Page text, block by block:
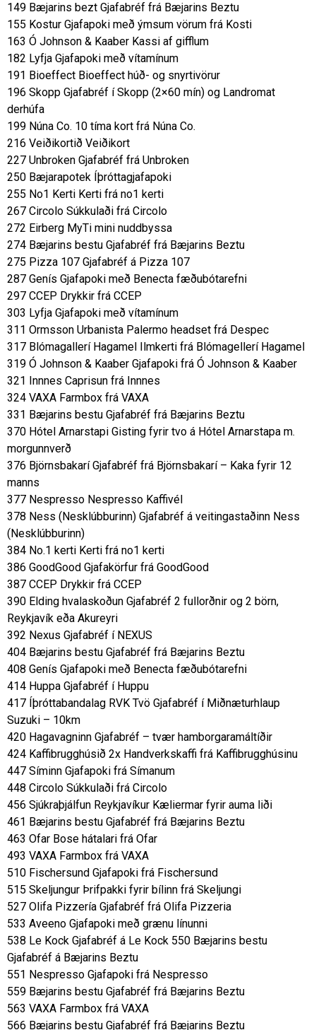
149 Bæjarins bezt Gjafabréf frá Bæjarins Beztu
155 Kostur Gjafapoki með ýmsum vörum frá Kosti
163 Ó Johnson & Kaaber Kassi af gifflum
182 Lyfja Gjafapoki með vítamínum
191 Bioeffect Bioeffect húð- og snyrtivörur
196 Skopp Gjafabréf í Skopp (2×60 mín) og Landromat
derhúfa
199 Núna Co. 10 tíma kort frá Núna Co.
216 Veiðikortið Veiðikort
227 Unbroken Gjafabréf frá Unbroken
250 Bæjarapotek Íþróttagjafapoki
255 No1 Kerti Kerti frá no1 kerti
267 Circolo Súkkulaði frá Circolo
272 Eirberg MyTi mini nuddbyssa
274 Bæjarins bestu Gjafabréf frá Bæjarins Beztu
275 Pizza 107 Gjafabréf á Pizza 107
287 Genís Gjafapoki með Benecta fæðubótarefni
297 CCEP Drykkir frá CCEP
303 Lyfja Gjafapoki með vítamínum
311 Ormsson Urbanista Palermo headset frá Despec
317 Blómagallerí Hagamel Ilmkerti frá Blómagellerí Hagamel
319 Ó Johnson & Kaaber Gjafapoki frá Ó Johnson & Kaaber
321 Innnes Caprisun frá Innnes
324 VAXA Farmbox frá VAXA
331 Bæjarins bestu Gjafabréf frá Bæjarins Beztu
370 Hótel Arnarstapi Gisting fyrir tvo á Hótel Arnarstapa m.
morgunnverð
376 Björnsbakarí Gjafabréf frá Björnsbakarí – Kaka fyrir 12
manns
377 Nespresso Nespresso Kaffivél
378 Ness (Nesklúbburinn) Gjafabréf á veitingastaðinn Ness
(Nesklúbburinn)
384 No.1 kerti Kerti frá no1 kerti
386 GoodGood Gjafakörfur frá GoodGood
387 CCEP Drykkir frá CCEP
390 Elding hvalaskoðun Gjafabréf 2 fullorðnir og 2 börn,
Reykjavík eða Akureyri
392 Nexus Gjafabréf í NEXUS
404 Bæjarins bestu Gjafabréf frá Bæjarins Beztu
408 Genís Gjafapoki með Benecta fæðubótarefni
414 Huppa Gjafabréf í Huppu
417 Íþróttabandalag RVK Tvö Gjafabréf í Miðnæturhlaup
Suzuki – 10km
420 Hagavagninn Gjafabréf – tvær hamborgaramáltíðir
424 Kaffibrugghúsið 2x Handverkskaffi frá Kaffibrugghúsinu
447 Síminn Gjafapoki frá Símanum
448 Circolo Súkkulaði frá Circolo
456 Sjúkraþjálfun Reykjavíkur Kæliermar fyrir auma liði
461 Bæjarins bestu Gjafabréf frá Bæjarins Beztu
463 Ofar Bose hátalari frá Ofar
493 VAXA Farmbox frá VAXA
510 Fischersund Gjafapoki frá Fischersund
515 Skeljungur Þrifpakki fyrir bílinn frá Skeljungi
527 Olifa Pizzería Gjafabréf frá Olifa Pizzeria
533 Aveeno Gjafapoki með grænu línunni
538 Le Kock Gjafabréf á Le Kock 550 Bæjarins bestu
Gjafabréf á Bæjarins Beztu
551 Nespresso Gjafapoki frá Nespresso
559 Bæjarins bestu Gjafabréf frá Bæjarins Beztu
563 VAXA Farmbox frá VAXA
566 Bæjarins bestu Gjafabréf frá Bæjarins Beztu